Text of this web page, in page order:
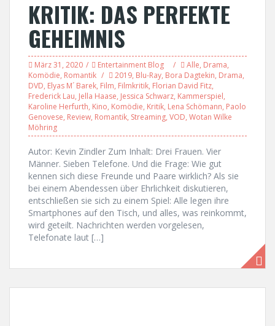
KRITIK: DAS PERFEKTE
GEHEIMNIS
März 31, 2020 Entertainment Blog Alle, Drama,
Komödie, Romantik 2019, Blu-Ray, Bora Dagtekin, Drama,
DVD, Elyas M´ Barek, Film, Filmkritik, Florian David Fitz,
Frederick Lau, Jella Haase, Jessica Schwarz, Kammerspiel,
Karoline Herfurth, Kino, Komödie, Kritik, Lena Schömann, Paolo
Genovese, Review, Romantik, Streaming, VOD, Wotan Wilke
Möhring
Autor: Kevin Zindler Zum Inhalt: Drei Frauen. Vier
Männer. Sieben Telefone. Und die Frage: Wie gut
kennen sich diese Freunde und Paare wirklich? Als sie
bei einem Abendessen über Ehrlichkeit diskutieren,
entschließen sie sich zu einem Spiel: Alle legen ihre
Smartphones auf den Tisch, und alles, was reinkommt,
wird geteilt. Nachrichten werden vorgelesen,
Telefonate laut […]